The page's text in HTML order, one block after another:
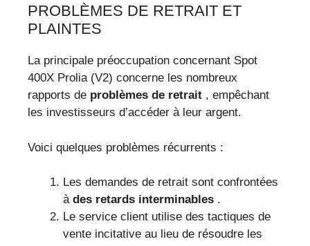
PROBLÈMES DE RETRAIT ET
PLAINTES
La principale préoccupation concernant Spot
400X Prolia (V2) concerne les nombreux
rapports de problèmes de retrait , empêchant
les investisseurs d’accéder à leur argent.
Voici quelques problèmes récurrents :
Les demandes de retrait sont confrontées
à des retards interminables .
Le service client utilise des tactiques de
vente incitative au lieu de résoudre les